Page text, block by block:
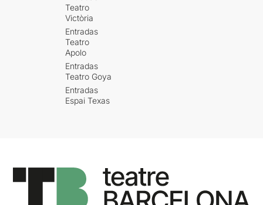
Teatro
Victòria
Entradas
Teatro
Apolo
Entradas
Teatro Goya
Entradas
Espai Texas